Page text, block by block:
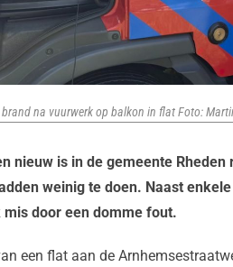
na vuurwerk op balkon in flat Foto:
nieuw is in de gemeente
weinig te doen. Naast
door een domme fout.
een flat aan de